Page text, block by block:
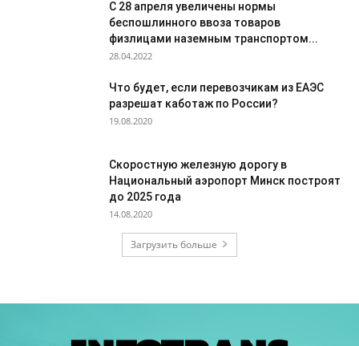
С 28 апреля увеличены нормы
беспошлинного ввоза товаров
физлицами наземным транспортом...
28.04.2022
Что будет, если перевозчикам из ЕАЭС
разрешат каботаж по России?
19.08.2020
Скоростную железную дорогу в
Национальный аэропорт Минск построят
до 2025 года
14.08.2020
Загрузить больше